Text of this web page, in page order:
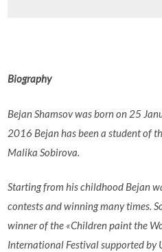
Biography
Bejan Shamsov was born on 25
2016 Bejan has been a student of
Malika Sobirova.
Starting from his childhood Bejan
contests and winning many times.
winner of the «Children paint the
International Festival supported by